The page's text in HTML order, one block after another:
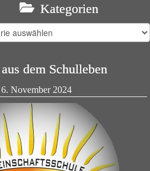
Kategorien
dem Schulleben
6. November 2024